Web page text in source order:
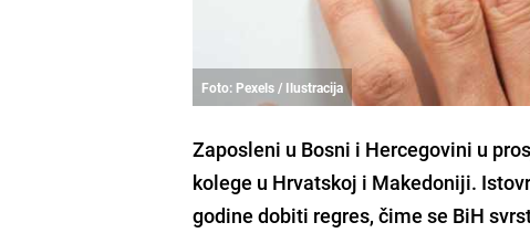
Foto: Pexels / Ilustracija
Zaposleni u Bosni i Hercegovini u
kolege u Hrvatskoj i Makedoniji.
godine dobiti regres, čime se BiH